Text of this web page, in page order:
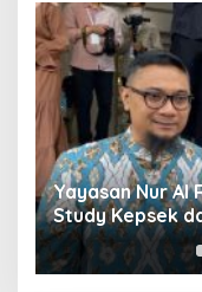
Yayasan Nur Al
Study Kepsek
Adhitia: Kami